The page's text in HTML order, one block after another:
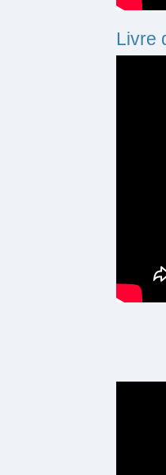
Livre